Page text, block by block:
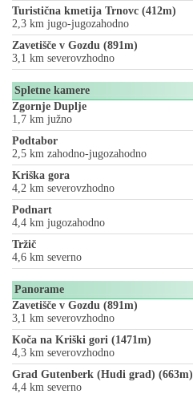
Turistična kmetija Trnovc (412m)
2,3 km jugo-jugozahodno
Zavetišče v Gozdu (891m)
3,1 km severovzhodno
Spletne kamere
Zgornje Duplje
1,7 km južno
Podtabor
2,5 km zahodno-jugozahodno
Kriška gora
4,2 km severovzhodno
Podnart
4,4 km jugozahodno
Tržič
4,6 km severno
Panorame
Zavetišče v Gozdu (891m)
3,1 km severovzhodno
Koča na Kriški gori (1471m)
4,3 km severovzhodno
Grad Gutenberk (Hudi grad) (663m)
4,4 km severno